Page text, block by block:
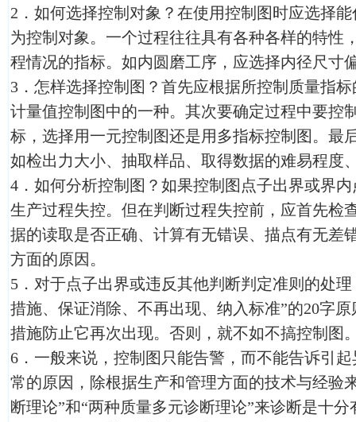
2．如何选择控制对象？在使用控制图时应选择
为控制对象。一个过程往往具有各种各样的特性
程情况的指标。如内圆磨工序，应选择内径尺寸
3．怎样选择控制图？首先应根据所控制质量指
计量值控制图中的一种。其次要确定过程中要控
标，选择用一元控制图还是用多指标控制图。最
如检出力大小、抽取样品、取得数据的难易程度
4．如何分析控制图？如果控制图点子出界或界
生产过程失控。但在判断过程失控前，应首先检
据的读取是否正确、计算有无错误、描点有无差
方面的原因。
5．对于点子出界或违反其他判断判定准则的处
措施、保证消除、不再出现、纳入标准”的20字
措施防止它再次出现。否则，就不如不搞控制图
6．一般来说，控制图只能告警，而不能告诉引
常的原因，除根据生产和管理方面的技术与经验
断理论”和“两种质量多元诊断理论”来诊断是十分